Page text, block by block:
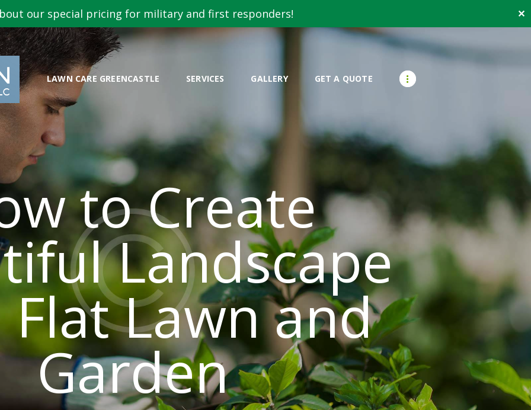
our special pricing for military and first responders! ✕
LAWN CARE GREENCASTLE SERVICES GALLERY GET A QUOTE
to Create
Landscape
Lawn and
Garden
GUARDIAN PROPERTY SERVICES
Lawn Care. Reimagined.
LAWN CARE
GREENCASTLE
SERVICES
GALLERY
GET A QUOTE
CLIENT AREA